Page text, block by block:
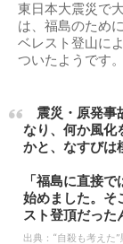
東日本大震災で
は、福島のため
ベレスト登山に
ついたようです。
震災・原発事
なり、何か風化
かと、なすびは
「福島に直接
始めました。そ
スト登頂だった
出典： “自殺も考えた